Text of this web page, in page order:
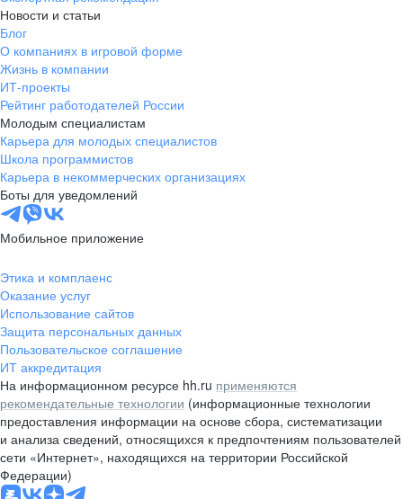
Новости и статьи
Блог
О компаниях в игровой форме
Жизнь в компании
ИТ-проекты
Рейтинг работодателей России
Молодым специалистам
Карьера для молодых специалистов
Школа программистов
Карьера в некоммерческих организациях
Боты для уведомлений
Мобильное приложение
Этика и комплаенс
Оказание услуг
Использование сайтов
Защита персональных данных
Пользовательское соглашение
ИТ аккредитация
На информационном ресурсе hh.ru применяются
рекомендательные технологии (информационные технологии
предоставления информации на основе сбора, систематизации
и анализа сведений, относящихся к предпочтениям пользователей
сети «Интернет», находящихся на территории Российской
Федерации)